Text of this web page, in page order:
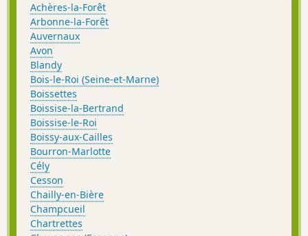
Achères-la-Forêt
Arbonne-la-Forêt
Auvernaux
Avon
Blandy
Bois-le-Roi (Seine-et-Marne)
Boissettes
Boissise-la-Bertrand
Boissise-le-Roi
Boissy-aux-Cailles
Bourron-Marlotte
Cély
Cesson
Chailly-en-Bière
Champcueil
Chartrettes